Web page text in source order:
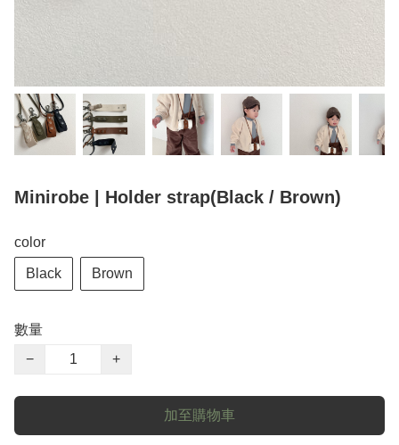
Minirobe | Holder strap(Black / Brown)
color
Black Brown
數量
−
+
加至購物車